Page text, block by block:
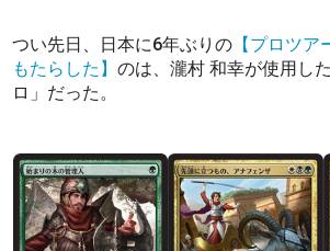
つい先日、日本に6年ぶりの 【プロツ
もたらした】のは、瀧村 和幸が使用し
ロ」だった。